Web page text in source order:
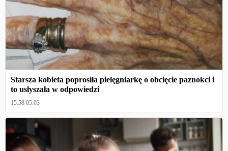
Starsza kobieta poprosiła pielęgniarkę o obcięcie paznokci i
to usłyszała w odpowiedzi
15:58 05.03